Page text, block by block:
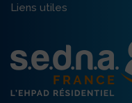
Liens utiles